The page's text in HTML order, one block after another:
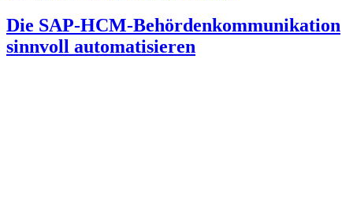
Die SAP-HCM-Behördenkommunikation
sinnvoll automatisieren